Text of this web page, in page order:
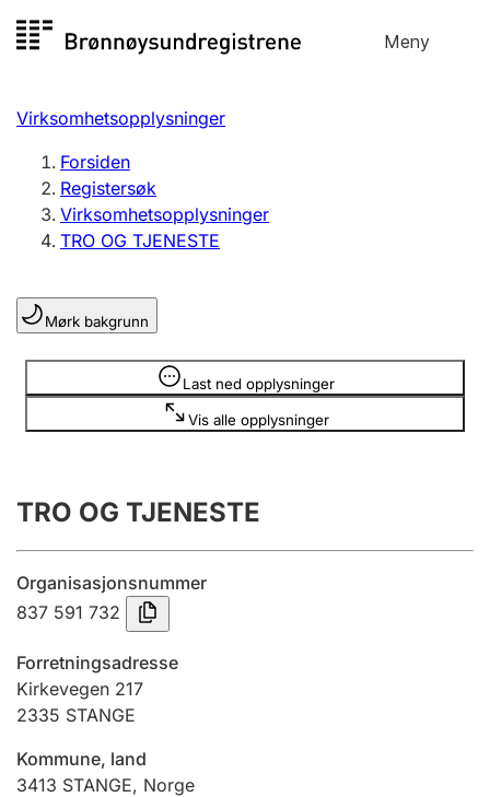
til
Meny
Registersøk
Aksjeselskap
Enkeltpersonforetak
Registrere, endre, slette
Lag og forening
Registrere, endre, slette
Årsregnskap
Innsending og forsinkelsesgebyr
Tinglysing
Jeger
Virksomhetsopplysninger
Forsiden
Registersøk
Virksomhetsopplysninger
TRO OG TJENESTE
Mørk bakgrunn
Last ned opplysninger
Vis alle opplysninger
Opplysninger er skjult
TRO OG TJENESTE
Organisasjonsnummer
837 591 732
Forretningsadresse
Kirkevegen 217
2335 STANGE
Kommune, land
3413 STANGE, Norge